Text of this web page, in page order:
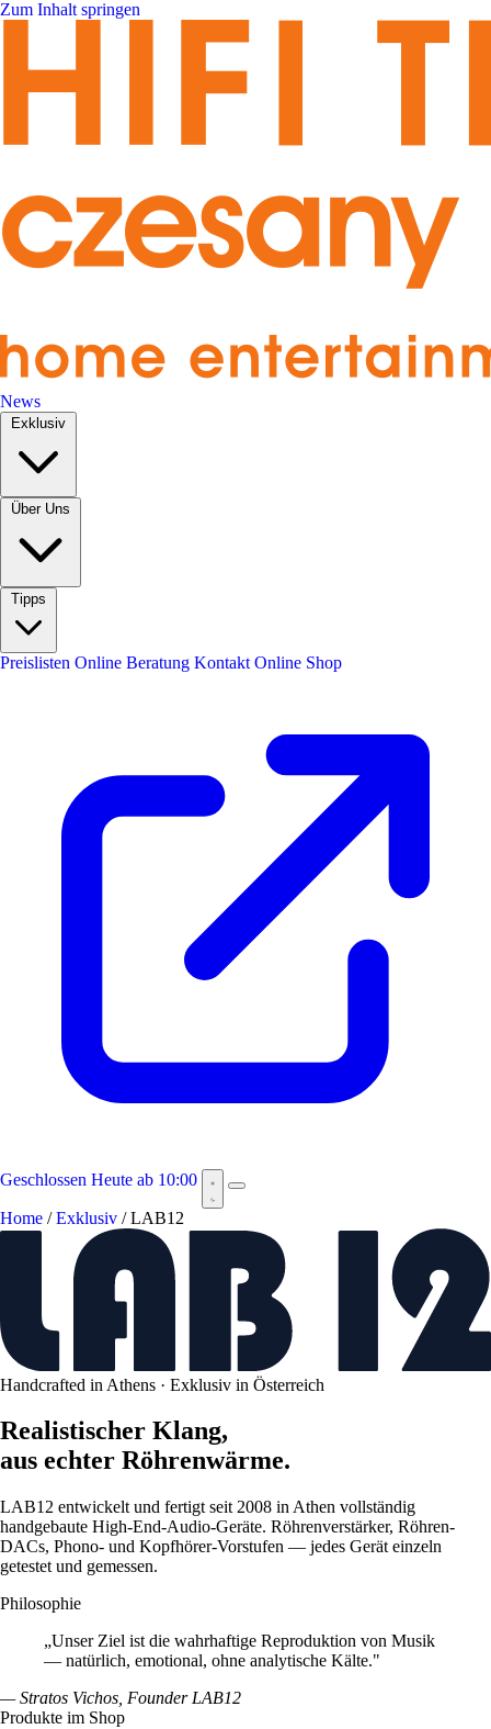
Zum Inhalt springen
News
Exklusiv
Über Uns
Tipps
Preislisten Online Beratung Kontakt Online Shop
Geschlossen Heute ab 10:00
Home / Exklusiv / LAB12
Handcrafted in Athens · Exklusiv in Österreich
Realistischer Klang,
aus echter Röhrenwärme.
LAB12 entwickelt und fertigt seit 2008 in Athen vollständig
handgebaute High-End-Audio-Geräte. Röhrenverstärker, Röhren-
DACs, Phono- und Kopfhörer-Vorstufen — jedes Gerät einzeln
getestet und gemessen.
Philosophie
„Unser Ziel ist die wahrhaftige Reproduktion von Musik
— natürlich, emotional, ohne analytische Kälte."
— Stratos Vichos, Founder LAB12
Produkte im Shop